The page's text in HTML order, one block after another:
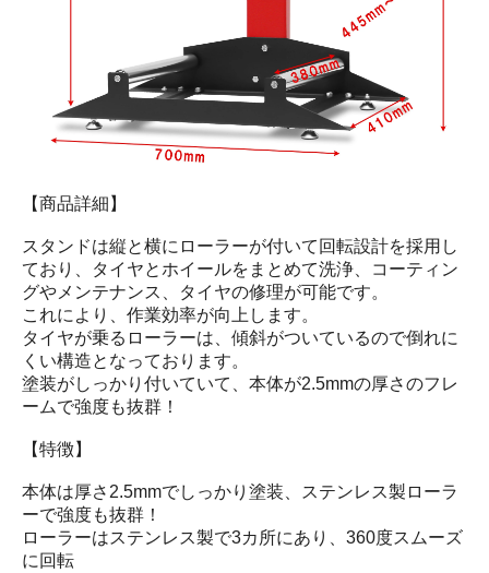
【商品詳細】
スタンドは縦と横にローラーが付いて回転設計を採用し
ており、タイヤとホイールをまとめて洗浄、コーティン
グやメンテナンス、タイヤの修理が可能です。
これにより、作業効率が向上します。
タイヤが乗るローラーは、傾斜がついているので倒れに
くい構造となっております。
塗装がしっかり付いていて、本体が2.5mmの厚さのフレ
ームで強度も抜群！
【特徴】
本体は厚さ2.5mmでしっかり塗装、ステンレス製ローラ
ーで強度も抜群！
ローラーはステンレス製で3カ所にあり、360度スムーズ
に回転